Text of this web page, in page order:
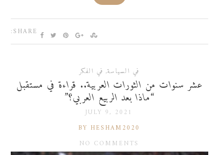
SHARE:
في السياسة, في الفكر
عشر سنوات من الثورات العربية.. قراءة في مستقبل
“ماذا بعد الربيع العربي؟”
JULY 9, 2021
BY HESHAM2020
NO COMMENTS